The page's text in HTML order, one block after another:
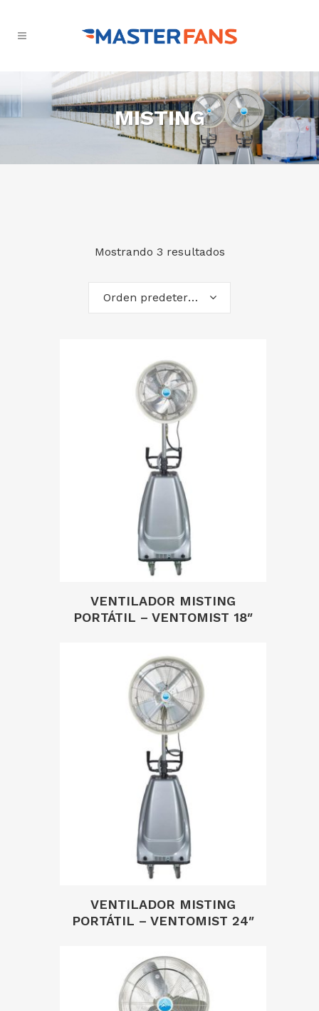
MISTING
Mostrando 3 resultados
Orden predeterminado
VENTILADOR MISTING
PORTÁTIL – VENTOMIST 18″
VENTILADOR MISTING
PORTÁTIL – VENTOMIST 24″